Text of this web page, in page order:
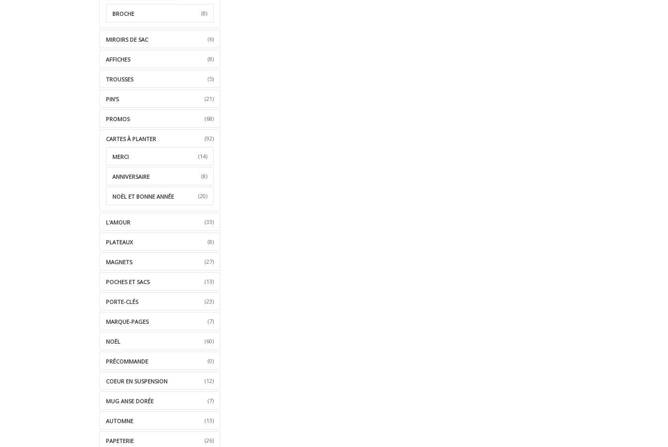
BROCHE (8)
MIROIRS DE SAC (6)
AFFICHES (8)
TROUSSES (5)
PIN'S (21)
PROMOS (68)
CARTES À PLANTER (92)
MERCI (14)
ANNIVERSAIRE (8)
NOËL ET BONNE ANNÉE (20)
L'AMOUR (33)
PLATEAUX (8)
MAGNETS (27)
POCHES ET SACS (13)
PORTE-CLÉS (23)
MARQUE-PAGES (7)
NOËL (60)
PRÉCOMMANDE (0)
COEUR EN SUSPENSION (12)
MUG ANSE DORÉE (7)
AUTOMNE (13)
PAPETERIE (26)